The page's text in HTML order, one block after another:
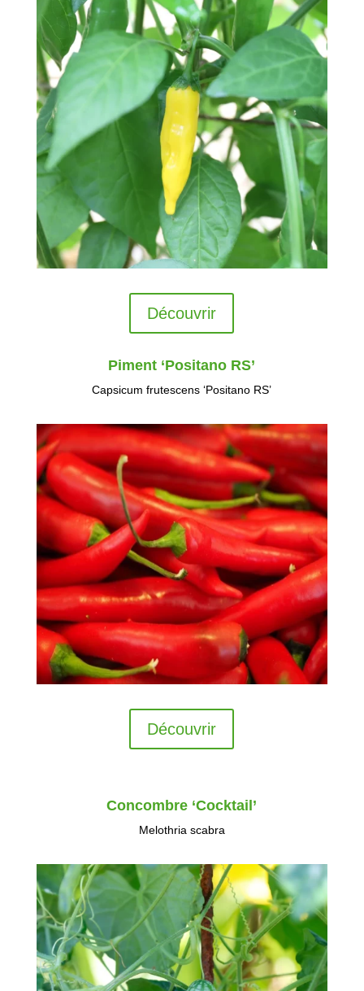
Découvrir
Piment ‘Positano RS’
Capsicum frutescens ‘Positano RS’
Découvrir
Concombre ‘Cocktail’
Melothria scabra